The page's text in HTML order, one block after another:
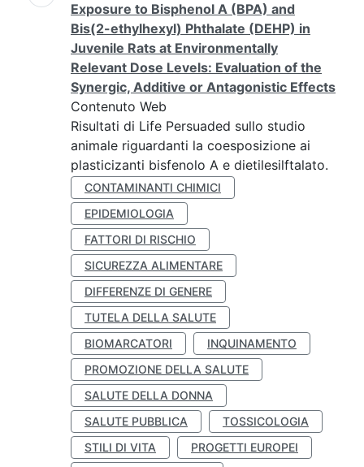
Exposure to Bisphenol A (BPA) and
Bis(2-ethylhexyl) Phthalate (DEHP) in
Juvenile Rats at Environmentally
Relevant Dose Levels: Evaluation of the
Synergic, Additive or Antagonistic Effects
Contenuto Web
Risultati di Life Persuaded sullo studio
animale riguardanti la coesposizione ai
plasticizanti bisfenolo A e dietilesilftalato.
CONTAMINANTI CHIMICI
EPIDEMIOLOGIA
FATTORI DI RISCHIO
SICUREZZA ALIMENTARE
DIFFERENZE DI GENERE
TUTELA DELLA SALUTE
BIOMARCATORI
INQUINAMENTO
PROMOZIONE DELLA SALUTE
SALUTE DELLA DONNA
SALUTE PUBBLICA
TOSSICOLOGIA
STILI DI VITA
PROGETTI EUROPEI